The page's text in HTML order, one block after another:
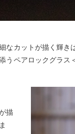
カットが描く輝
ペアロックグラス
描